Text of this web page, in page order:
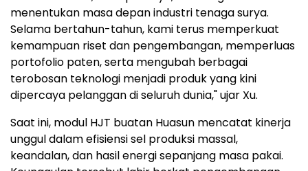
menentukan masa depan industri tenaga surya.
Selama bertahun-tahun, kami terus memperkuat
kemampuan riset dan pengembangan, memperluas
portofolio paten, serta mengubah berbagai
terobosan teknologi menjadi produk yang kini
dipercaya pelanggan di seluruh dunia," ujar Xu.
Saat ini, modul HJT buatan Huasun mencatat kinerja
unggul dalam efisiensi sel produksi massal,
keandalan, dan hasil energi sepanjang masa pakai.